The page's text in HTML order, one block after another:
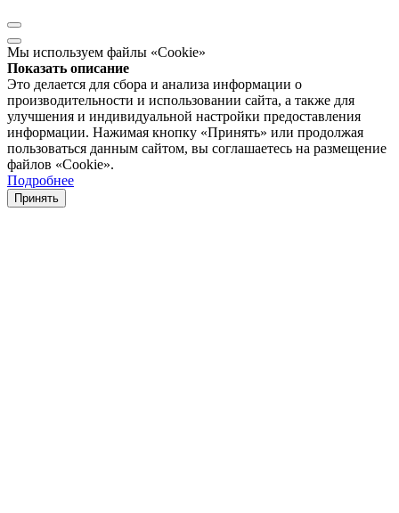
Мы используем файлы «Cookie»
Показать описание
Это делается для сбора и анализа информации о
производительности и использовании сайта, а также для
улучшения и индивидуальной настройки предоставления
информации. Нажимая кнопку «Принять» или продолжая
пользоваться данным сайтом, вы соглашаетесь на размещение
файлов «Cookie».
Подробнее
Принять